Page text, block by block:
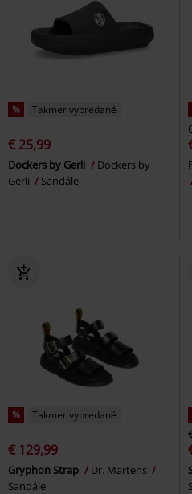
% Takmer vypredané
€ 25,99
Dockers by Gerli
Dockers by
Gerli
Sandále
% Takmer vypredané
€ 129,99
Gryphon Strap
Dr. Martens
Sandále